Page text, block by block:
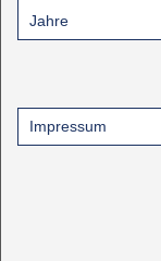
Jahre
Impressum